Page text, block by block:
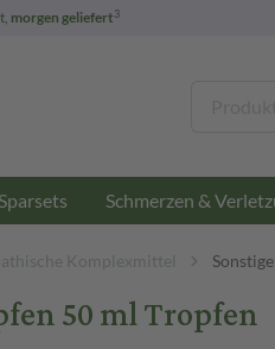
morgen geliefert3
Sparsets Schmerzen &
Komplexmittel
50 ml Tropfen